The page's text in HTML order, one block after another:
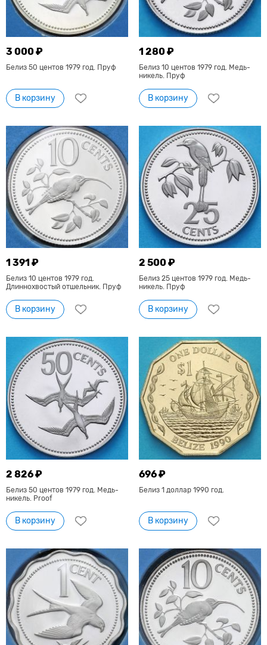
3 000 ₽
Белиз 50 центов 1979 год. Пруф
В корзину
1 280 ₽
Белиз 10 центов 1979 год. Медь-
никель. Пруф
В корзину
1 391 ₽
Белиз 10 центов 1979 год.
Длиннохвостый отшельник. Пруф
В корзину
2 500 ₽
Белиз 25 центов 1979 год. Медь-
никель. Пруф
В корзину
2 826 ₽
Белиз 50 центов 1979 год. Медь-
никель. Proof
В корзину
696 ₽
Белиз 1 доллар 1990 год.
В корзину